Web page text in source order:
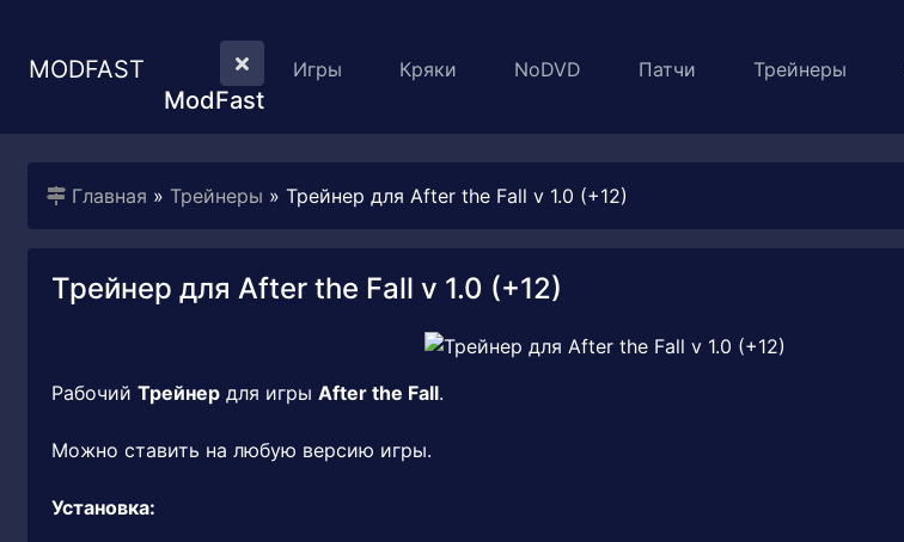
MODFAST
ModFast
Игры Кряки NoDVD Патчи Трейнеры
Главная » Трейнеры » Трейнер для After the Fall v 1.0 (+12)
Трейнер для After the Fall v 1.0 (+12)
Рабочий Трейнер для игры After the Fall.
Можно ставить на любую версию игры.
Установка: